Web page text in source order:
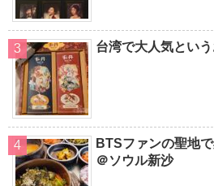
台湾で大人気とい
BTSファンの聖地
＠ソウル新沙